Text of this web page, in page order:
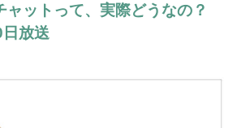
ャットって、実際どうなの？
日放送